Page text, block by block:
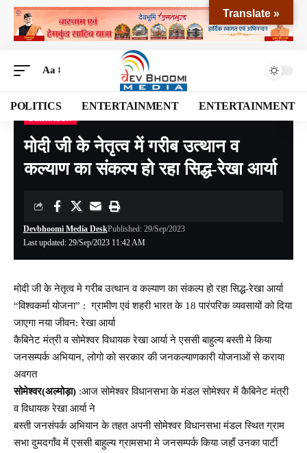
Aa
POLITICS ENTERTAINMENT ENTERTAINMENT
Devbhoomi Media> Blog>NATIONAL>UTTARAKHAND>DEHRADUN
मोदी जी के नेतृत्व में गरीब उत्थान व
कल्याण का संकल्प हो रहा सिद्ध-रेखा आर्या
Last updated: 29/Sep/2023 11:42 AM
Devbhoomi Media DeskPublished: 29/Sep/2023
मोदी जी के नेतृत्व मे गरीब उत्थान व कल्याण का संकल्प हो रहा सिद्ध-रेखा आर्या
“विश्वकर्मा योजना” : ग्रामीण एवं शहरी भारत के 18 पारंपरिक व्यवसायों को दिया
जाएगा नया जीवन: रेखा आर्या
कैबिनेट मंत्री व सोमेश्वर विधायक रेखा आर्या ने एससी बाहुल्य बस्ती मे किया
जनसम्पर्क अभियान, लोगो को सरकार की जनकल्याणकारी योजनाओं से कराया
अवगत
सोमेश्वर(अल्मोड़ा) :आज सोमेश्वर विधानसभा के मंडल सोमेश्वर में कैबिनेट मंत्री
व विधायक रेखा आर्या ने
बस्ती जनसंपर्क अभियान के तहत अपनी सोमेश्वर विधानसभा मंडल स्थित ग्राम
सभा दुमदगाँव में एससी बाहुल्य ग्रामसभा मे जनसम्पर्क किया जहाँ उनका पार्टी
Translate »